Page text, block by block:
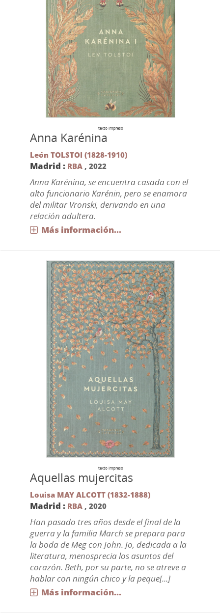
texto impreso
Anna Karénina
León TOLSTOI (1828-1910)
Madrid : RBA , 2022
Anna Karénina, se encuentra casada con el
alto funcionario Karénin, pero se enamora
del militar Vronski, derivando en una
relación adultera.
Más información...
texto impreso
Aquellas mujercitas
Louisa MAY ALCOTT (1832-1888)
Madrid : RBA , 2020
Han pasado tres años desde el final de la
guerra y la familia March se prepara para
la boda de Meg con John. Jo, dedicada a la
literatura, menosprecia los asuntos del
corazón. Beth, por su parte, no se atreve a
hablar con ningún chico y la peque[...]
Más información...